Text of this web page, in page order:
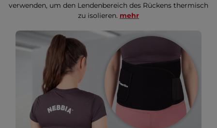
verwenden, um den Lendenbereich des Rückens thermisch
zu isolieren. mehr